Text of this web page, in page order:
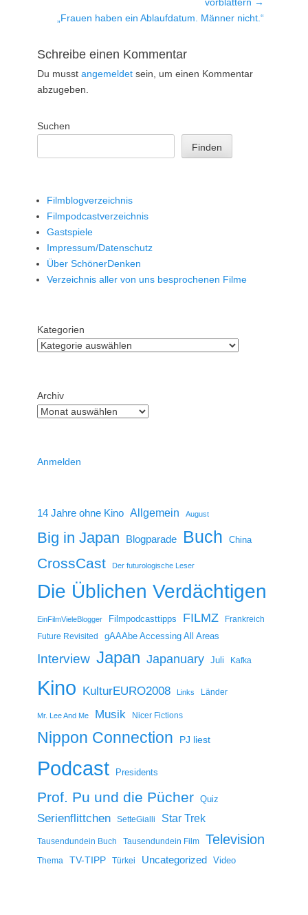
vorblättern →
Nächster
„Frauen haben ein Ablaufdatum. Männer nicht.“
Schreibe einen Kommentar
Du musst angemeldet sein, um einen Kommentar
abzugeben.
Suchen
Finden
Filmblogverzeichnis
Filmpodcastverzeichnis
Gastspiele
Impressum/Datenschutz
Über SchönerDenken
Verzeichnis aller von uns besprochenen Filme
Kategorien
Archiv
Anmelden
14 Jahre ohne Kino Allgemein August
Big in Japan Blogparade Buch China
CrossCast Der futurologische Leser
Die Üblichen Verdächtigen
EinFilmVieleBlogger Filmpodcasttipps FILMZ
Frankreich
Future Revisited
gAAAbe Accessing All Areas
Interview Japan Japanuary Juli Kafka
Kino KulturEURO2008 Links Länder
Mr. Lee And Me Musik Nicer Fictions
Nippon Connection PJ liest
Podcast Presidents
Prof. Pu und die Pücher Quiz
Serienflittchen SetteGialli Star Trek
Tausendundein Buch Tausendundein Film Television
Thema TV-TIPP Türkei Uncategorized Video